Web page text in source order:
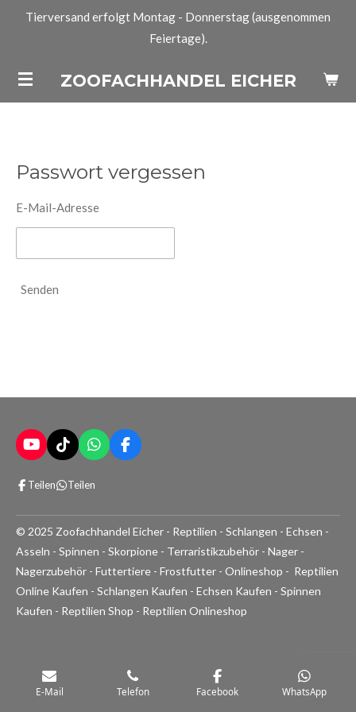
Zum
ZOOFACHHANDEL EICHER
Tierversand erfolgt Montag - Donnerstag (ausgenommen
Feiertage).
Passwort vergessen
E-Mail-Adresse
Senden
Y
o
u
T
e
T
i
k
T
W
h
t
p
p
F
a
o
k
Teilen Teilen
© 2025 Zoofachhandel Eicher - Reptilien - Schlangen - Echsen -
Asseln - Spinnen - Skorpione - Terraristikzubehör - Nager -
Nagerzubehör - Futtertiere - Frostfutter - Onlineshop - Reptilien
Online Kaufen - Schlangen Kaufen - Echsen Kaufen - Spinnen
Kaufen - Reptilien Shop - Reptilien Onlineshop
E-Mail Telefon Facebook WhatsApp